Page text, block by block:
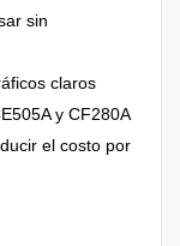
sin
claros
y CF280A
el costo por